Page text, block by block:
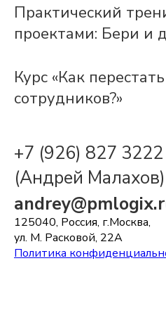
+7 (926) 827 3222
(Андрей Малахов)
125040, Россия, г.Москва,
ул. М. Расковой, 22А
Политика
Практический
проектами: Бери и
Курс «Как
сотрудников?»